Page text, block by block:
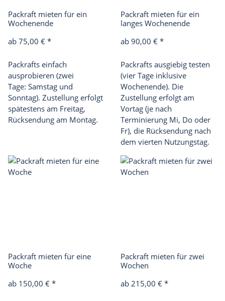
Packraft mieten für ein
Wochenende
ab 75,00 € *
Packrafts einfach
ausprobieren (zwei
Tage: Samstag und
Sonntag). Zustellung erfolgt
spätestens am Freitag,
Rücksendung am Montag.
Packraft mieten für ein
langes Wochenende
ab 90,00 € *
Packrafts ausgiebig testen
(vier Tage inklusive
Wochenende). Die
Zustellung erfolgt am
Vortag (je nach
Terminierung Mi, Do oder
Fr), die Rücksendung nach
dem vierten Nutzungstag.
Packraft mieten für eine
Woche
ab 150,00 € *
Packraft mieten für zwei
Wochen
ab 215,00 € *